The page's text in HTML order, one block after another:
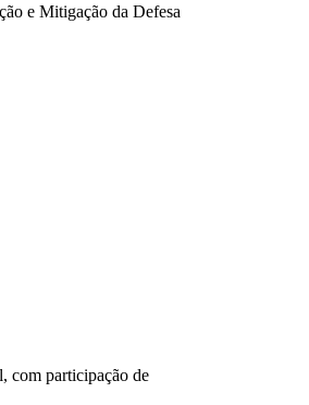
e Mitigação da Defesa
com participação de